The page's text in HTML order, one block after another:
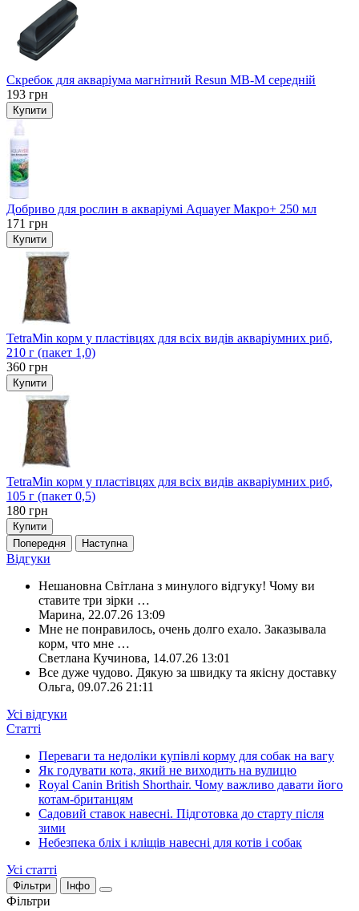
Скребок для акваріума магнітний Resun MB-M середній
193 грн
Купити
Добриво для рослин в акваріумі Aquayer Макро+ 250 мл
171 грн
Купити
TetraMin корм у пластівцях для всіх видів акваріумних риб,
210 г (пакет 1,0)
360 грн
Купити
TetraMin корм у пластівцях для всіх видів акваріумних риб,
105 г (пакет 0,5)
180 грн
Купити
Попередня
Наступна
Відгуки
Нешановна Світлана з минулого відгуку! Чому ви
ставите три зірки …
Марина, 22.07.26 13:09
Мне не понравилось, очень долго ехало. Заказывала
корм, что мне …
Светлана Кучинова, 14.07.26 13:01
Все дуже чудово. Дякую за швидку та якісну доставку
Ольга, 09.07.26 21:11
Усі відгуки
Статті
Переваги та недоліки купівлі корму для собак на вагу
Як годувати кота, який не виходить на вулицю
Royal Canin British Shorthair. Чому важливо давати його
котам-британцям
Садовий ставок навесні. Підготовка до старту після
зими
Небезпека бліх і кліщів навесні для котів і собак
Усі статті
Фільтри Інфо
Фільтри